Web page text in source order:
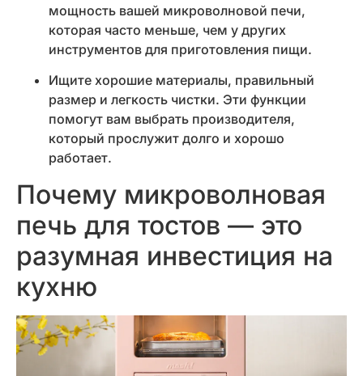
мощность вашей микроволновой печи,
которая часто меньше, чем у других
инструментов для приготовления пищи.
Ищите хорошие материалы, правильный
размер и легкость чистки. Эти функции
помогут вам выбрать производителя,
который прослужит долго и хорошо
работает.
Почему микроволновая
печь для тостов — это
разумная инвестиция на
кухню